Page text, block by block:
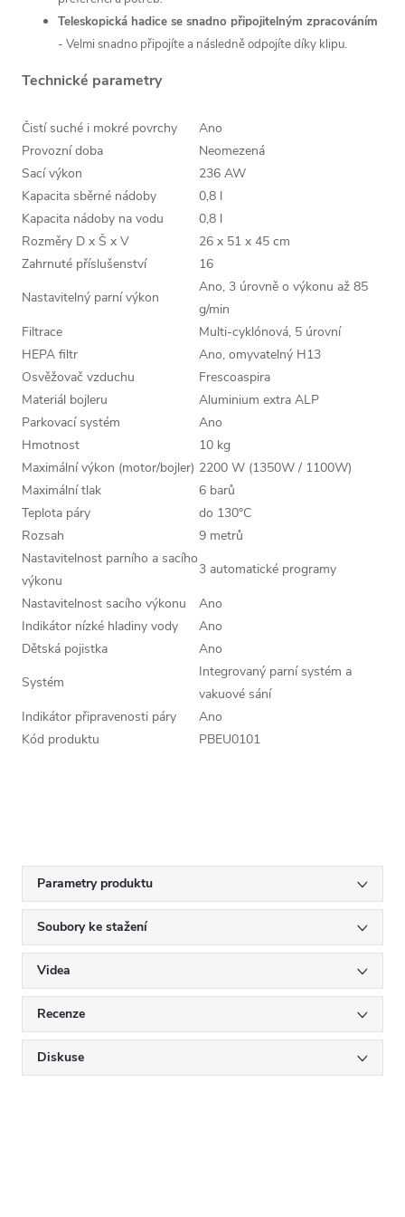
Teleskopická hadice se snadno připojitelným zpracováním
- Velmi snadno připojíte a následně odpojíte díky klipu.
Technické parametry
Čistí suché i mokré povrchy
Ano
Provozní doba
Neomezená
Sací výkon
236 AW
Kapacita sběrné nádoby
0,8 l
Kapacita nádoby na vodu
0,8 l
Rozměry D x Š x V
26 x 51 x 45 cm
Zahrnuté příslušenství
16
Nastavitelný parní výkon
Ano, 3 úrovně o výkonu až 85
g/min
Filtrace
Multi-cyklónová, 5 úrovní
HEPA filtr
Ano, omyvatelný H13
Osvěžovač vzduchu
Frescoaspira
Materiál bojleru
Aluminium extra ALP
Parkovací systém
Ano
Hmotnost
10 kg
Maximální výkon (motor/bojler) 2200 W (1350W / 1100W)
Maximální tlak
6 barů
Teplota páry
do 130°C
Rozsah
9 metrů
Nastavitelnost parního a sacího
výkonu
3 automatické programy
Nastavitelnost sacího výkonu
Ano
Indikátor nízké hladiny vody
Ano
Dětská pojistka
Ano
Systém
Integrovaný parní systém a
vakuové sání
Indikátor připravenosti páry
Ano
Kód produktu
PBEU0101
Parametry produktu
Soubory ke stažení
Videa
Recenze
Diskuse